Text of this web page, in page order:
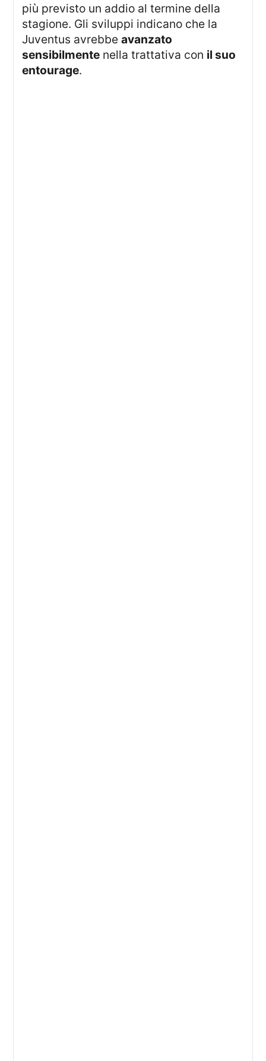
più previsto un addio al termine della
stagione. Gli sviluppi indicano che la
Juventus avrebbeavanzato
sensibilmente nella trattativa con il suo
entourage.